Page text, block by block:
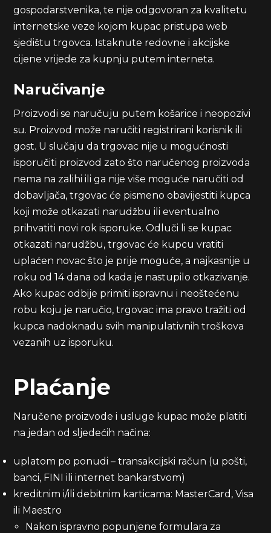
gospodarstvenika, te nije odgovoran za kvalitetu
internetske veze kojom kupac pristupa web
sjedištu trgovca. Istaknute redovne i akcijske
cijene vrijede za kupnju putem interneta.
Naručivanje
Proizvodi se naručuju putem košarice i neopozivi
su. Proizvod može naručiti registrirani korisnik ili
gost. U slučaju da trgovac nije u mogućnosti
isporučiti proizvod zato što naručenog proizvoda
nema na zalihi ili ga nije više moguće naručiti od
dobavljača, trgovac će pismeno obavijestiti kupca
koji može otkazati narudžbu ili eventualno
prihvatiti novi rok isporuke. Odluči li se kupac
otkazati narudžbu, trgovac će kupcu vratiti
uplaćen novac što je prije moguće, a najkasnije u
roku od 14 dana od kada je nastupilo otkazivanje.
Ako kupac odbije primiti ispravnu i neoštećenu
robu koju je naručio, trgovac ima pravo tražiti od
kupca nadoknadu svih manipulativnih troškova
vezanih uz isporuku.
Plaćanje
Naručene proizvode i usluge kupac može platiti
na jedan od sljedećih načina:
uplatom po ponudi – transakcijski račun (u pošti,
banci, FINI ili internet bankarstvom)
kreditnim i/ili debitnim karticama: MasterCard, Visa
ili Maestro
Nakon ispravno popunjene formulara za